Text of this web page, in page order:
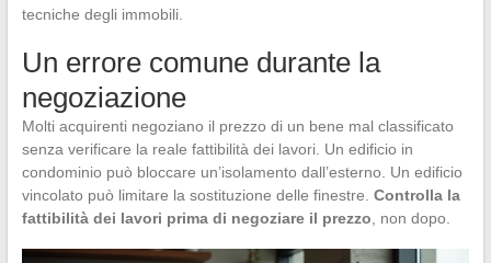
tecniche degli immobili.
Un errore comune durante la
negoziazione
Molti acquirenti negoziano il prezzo di un bene mal classificato
senza verificare la reale fattibilità dei lavori. Un edificio in
condominio può bloccare un’isolamento dall’esterno. Un edificio
vincolato può limitare la sostituzione delle finestre. Controlla la
fattibilità dei lavori prima di negoziare il prezzo , non dopo.